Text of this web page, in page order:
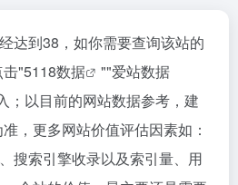
达到38，如你需要查询该站的
"5118数据 ""爱站数据
；以目前的网站数据参考，建
，更多网站价值评估因素如：
搜索引擎收录以及索引量、用